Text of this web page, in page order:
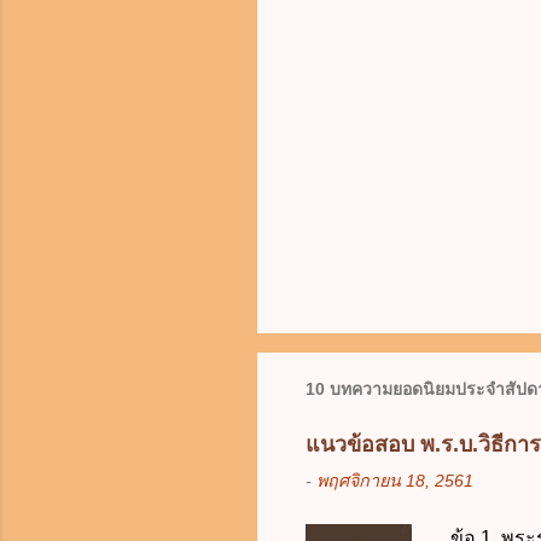
10 บทความยอดนิยมประจำสัปด
แนวข้อสอบ พ.ร.บ.วิธีกา
- พฤศจิกายน 18, 2561